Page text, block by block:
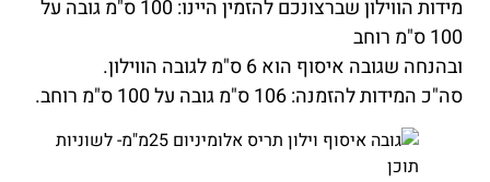
מידות הווילון שברצונכם להזמין היינו: 100 ס"מ גובה על
100 ס"מ רוחב
ובהנחה שגובה איסוף הוא 6 ס"מ לגובה הווילון.
סה"כ המידות להזמנה: 106 ס"מ גובה על 100 ס"מ רוחב.